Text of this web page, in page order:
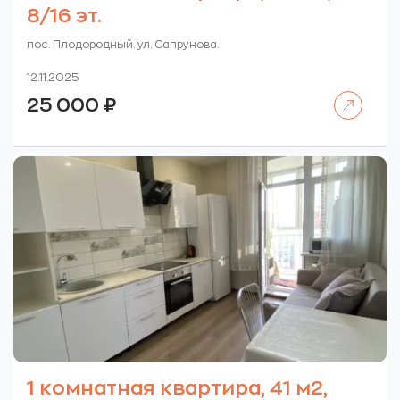
8/16 эт.
пос. Плодородный. ул. Сапрунова.
12.11.2025
25 000 ₽
1 комнатная квартира, 41 м2,